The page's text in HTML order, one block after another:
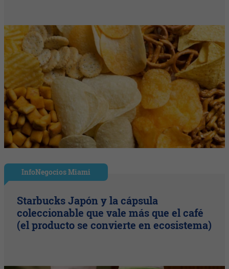
InfoNegocios Miami
Starbucks Japón y la cápsula
coleccionable que vale más que el café
(el producto se convierte en ecosistema)